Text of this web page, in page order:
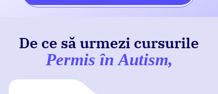
De ce să urmezi cursurile
Permis în Autism,